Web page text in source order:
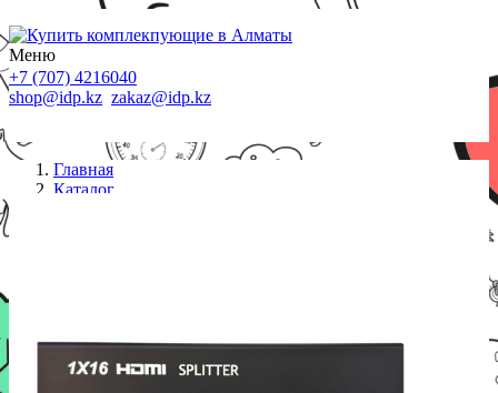
Меню
+7 (707) 4216040
shop@idp.kz zakaz@idp.kz
Главная
Каталог